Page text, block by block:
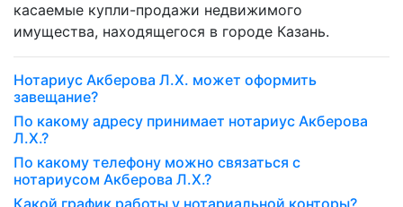
касаемые купли-продажи недвижимого
имущества, находящегося в городе Казань.
Нотариус Акберова Л.Х. может оформить
завещание?
По какому адресу принимает нотариус Акберова
Л.Х.?
По какому телефону можно связаться с
нотариусом Акберова Л.Х.?